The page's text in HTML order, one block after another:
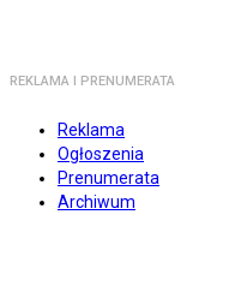
REKLAMA I PRENUMERATA
Reklama
Ogłoszenia
Prenumerata
Archiwum